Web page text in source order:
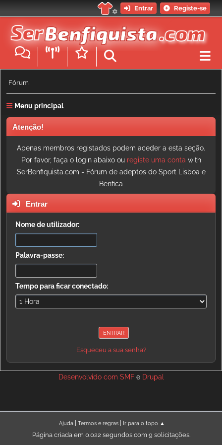
Entrar Registe-se
Fórum
Menu principal
Atenção!
Apenas membros registados podem aceder a esta seção.
Por favor, faça o login abaixo ou registe uma conta with
SerBenfiquista.com - Fórum de adeptos do Sport Lisboa e
Benfica
Entrar
Nome de utilizador:
Palavra-passe:
Tempo para ficar conectado:
Esqueceu a sua senha?
Desenvolvido com SMFe Drupal
Ajuda| Termos e regras| Ir para o topo ▲
Página criada em 0.022 segundos com 9 solicitações.